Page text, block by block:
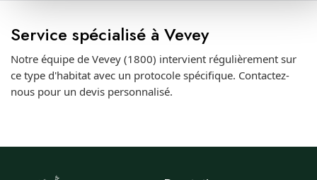
Service spécialisé à Vevey
Notre équipe de Vevey (1800) intervient régulièrement sur
ce type d'habitat avec un protocole spécifique. Contactez-
nous pour un devis personnalisé.